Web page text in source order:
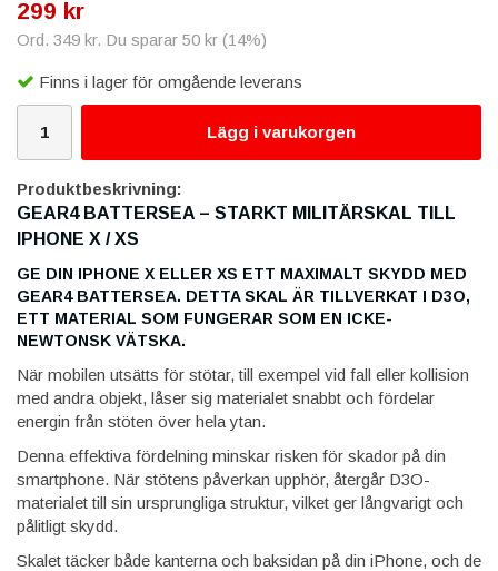
299 kr
Ord. 349 kr. Du sparar 50 kr (14%)
Finns i lager för omgående leverans
Lägg i varukorgen
Produktbeskrivning:
GEAR4 BATTERSEA – STARKT MILITÄRSKAL TILL
IPHONE X / XS
GE DIN IPHONE X ELLER XS ETT MAXIMALT SKYDD MED
GEAR4 BATTERSEA. DETTA SKAL ÄR TILLVERKAT I D3O,
ETT MATERIAL SOM FUNGERAR SOM EN ICKE-
NEWTONSK VÄTSKA.
När mobilen utsätts för stötar, till exempel vid fall eller kollision
med andra objekt, låser sig materialet snabbt och fördelar
energin från stöten över hela ytan.
Denna effektiva fördelning minskar risken för skador på din
smartphone. När stötens påverkan upphör, återgår D3O-
materialet till sin ursprungliga struktur, vilket ger långvarigt och
pålitligt skydd.
Skalet täcker både kanterna och baksidan på din iPhone, och de